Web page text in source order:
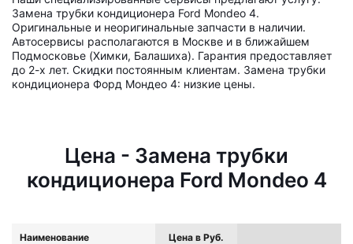
Замена трубки кондиционера Ford Mondeo 4.
Оригинальные и неоригинальные запчасти в наличии.
Автосервисы располагаются в Москве и в ближайшем
Подмосковье (Химки, Балашиха). Гарантия предоставляет
до 2-х лет. Скидки постоянным клиентам. Замена трубки
кондиционера Форд Мондео 4: низкие цены.
Цена - Замена трубки
кондиционера Ford Mondeo 4
Наименование Цена в Руб.